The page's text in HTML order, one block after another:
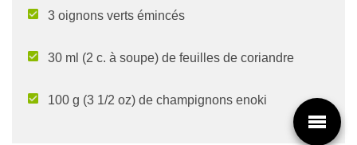
3 oignons verts émincés
30 ml (2 c. à soupe) de feuilles de coriandre
100 g (3 1/2 oz) de champignons enoki